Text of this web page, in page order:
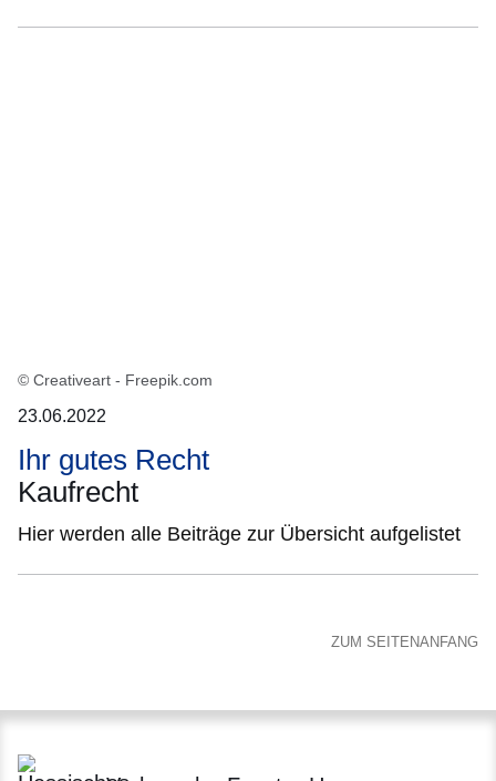
© Creativeart - Freepik.com
23.06.2022
Ihr gutes Recht
Kaufrecht
Hier werden alle Beiträge zur Übersicht aufgelistet
ZUM SEITENANFANG